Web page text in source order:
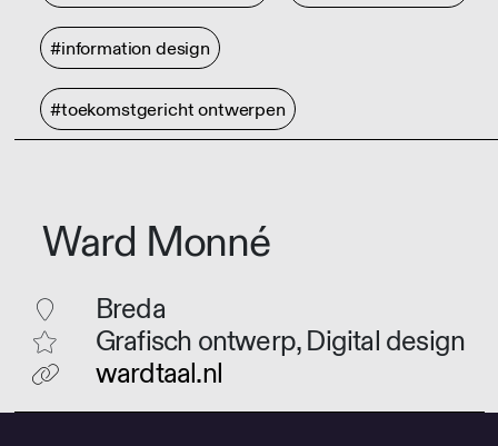
#information design
#toekomstgericht ontwerpen
Ward Monné
Breda
Grafisch ontwerp, Digital design
wardtaal.nl